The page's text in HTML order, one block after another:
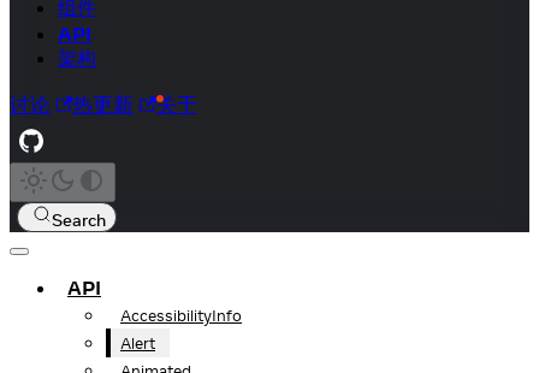
组件
API
架构
讨论 热更新 关于
Search
API
AccessibilityInfo
Alert